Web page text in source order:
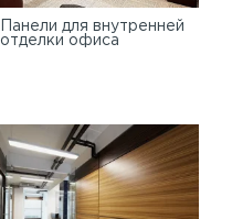
Панели для внутренней
отделки офиса